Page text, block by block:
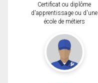
Certificat ou diplôme
d'apprentissage ou d'une
école de métiers